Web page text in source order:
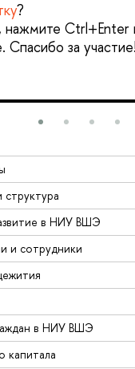
?
Ctrl+Enter
Спасибо за участие!
структура
в НИУ ВШЭ
и сотрудники
в НИУ ВШЭ
капитала